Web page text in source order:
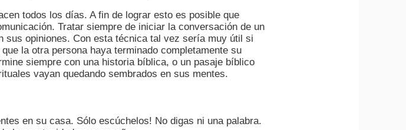
todos los días. A fin de lograr esto es posible que
Tratar siempre de iniciar la conversación de un
sus opiniones. Con esta técnica tal vez sería muy útil si
la otra persona haya terminado completamente su
siempre con una historia bíblica, o un pasaje bíblico
vayan quedando sembrados en sus mentes.
en su casa. Sólo escúchelos! No digas ni una palabra.